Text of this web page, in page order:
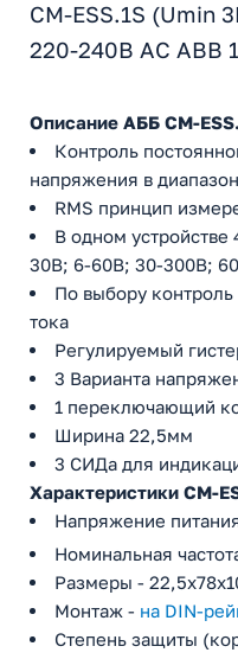
CM-ESS.1S (Umin
220-240В AC ABB
Описание АББ CM-
Контроль
напряжения в
RMS принцип
В одном
30В; 6-60В; 30-300В;
По выбору
тока
Регулируемый
3 Варианта
1 переключающий
Ширина 22,5мм
3 СИДа для
Характеристики CM-
Напряжение
Номинальная
Размеры -
Монтаж - на DIN-
Степень защиты